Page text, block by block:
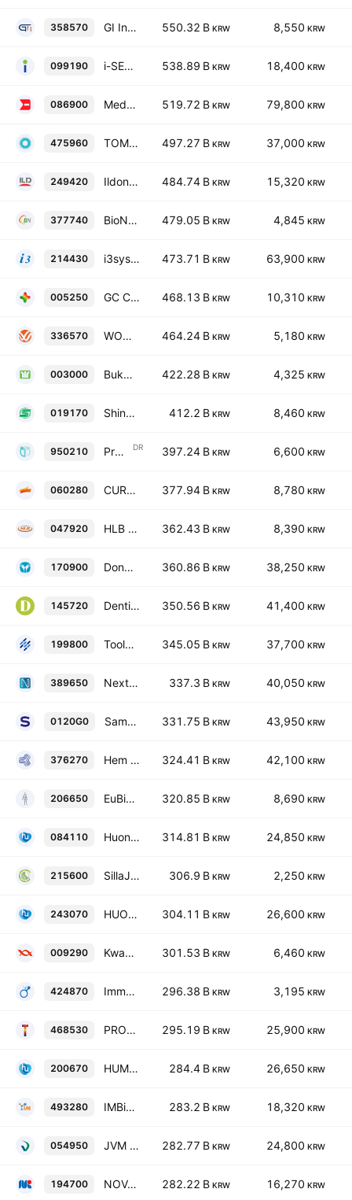
358570 GI Innovation, Inc. 550.32 B KRW 8,550 KRW
099190 i-SENS, Inc. 538.89 B KRW 18,400 KRW
086900 Medy-Tox Inc. 519.72 B KRW 79,800 KRW
475960 TOMOCUBE, Inc. 497.27 B KRW 37,000 KRW
249420 Ildong Pharmaceutical Co., Ltd. 484.74 B KRW 15,320 KRW
377740 BioNote, Inc. 479.05 B KRW 4,845 KRW
214430 i3system, Inc. 473.71 B KRW 63,900 KRW
005250 GC Corp. 468.13 B KRW 10,310 KRW
336570 WON TECH CO.,Ltd. 464.24 B KRW 5,180 KRW
003000 Bukwang Pharmaceutical Co., Ltd. 422.28 B KRW 4,325 KRW
019170 Shinpoong Pharmaceutical Co., Ltd. 412.2 B KRW 8,460 KRW
950210 Prestige BioPharma Limited Korean Deposit Receipt Repr 1/5 Sh DR 397.24 B KRW 6,600 KRW
060280 CUREXO Inc. 377.94 B KRW 8,780 KRW
047920 HLB PHARMACEUTICAL CO., LTD. 362.43 B KRW 8,390 KRW
170900 Dong-A ST Co., Ltd. 360.86 B KRW 38,250 KRW
145720 Dentium Co., Ltd. 350.56 B KRW 41,400 KRW
199800 ToolGen Incorporated 345.05 B KRW 37,700 KRW
389650 Nextbiomedical Co. Ltd. 337.3 B KRW 40,050 KRW
0120G0 Samyang Biopharm Corporation 331.75 B KRW 43,950 KRW
376270 Hem Pharma, Inc. 324.41 B KRW 42,100 KRW
206650 EuBiologics Co., Ltd. 320.85 B KRW 8,690 KRW
084110 Huons Global Co., Ltd. 314.81 B KRW 24,850 KRW
215600 SillaJen, Inc. 306.9 B KRW 2,250 KRW
243070 HUONS CO., LTD 304.11 B KRW 26,600 KRW
009290 Kwang Dong Pharmaceutical Co., Ltd. 301.53 B KRW 6,460 KRW
424870 ImmuneOncia Therapeutics Inc. 296.38 B KRW 3,195 KRW
468530 PROTEINA Co., Ltd. 295.19 B KRW 25,900 KRW
200670 HUMEDIX Co.LTD. 284.4 B KRW 26,650 KRW
493280 IMBiologics Corp. 283.2 B KRW 18,320 KRW
054950 JVM Co., Ltd. 282.77 B KRW 24,800 KRW
194700 NOVAREX Co., Ltd. 282.22 B KRW 16,270 KRW